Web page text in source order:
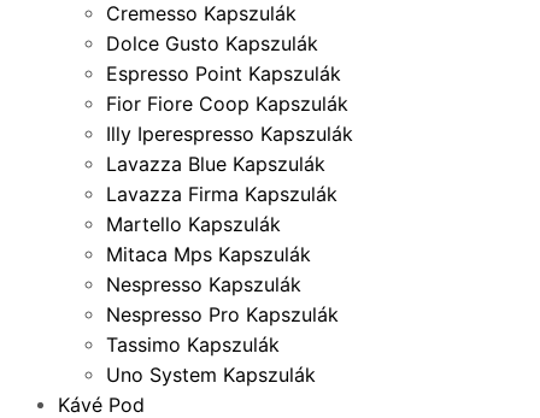
Cremesso Kapszulák
Dolce Gusto Kapszulák
Espresso Point Kapszulák
Fior Fiore Coop Kapszulák
Illy Iperespresso Kapszulák
Lavazza Blue Kapszulák
Lavazza Firma Kapszulák
Martello Kapszulák
Mitaca Mps Kapszulák
Nespresso Kapszulák
Nespresso Pro Kapszulák
Tassimo Kapszulák
Uno System Kapszulák
Kávé Pod